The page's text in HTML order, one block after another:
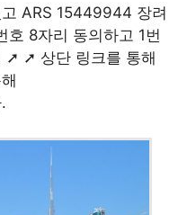
ARS 15449944 장려
호 8자리 동의하고 1번
➚ ➚ 상단 링크를 통해